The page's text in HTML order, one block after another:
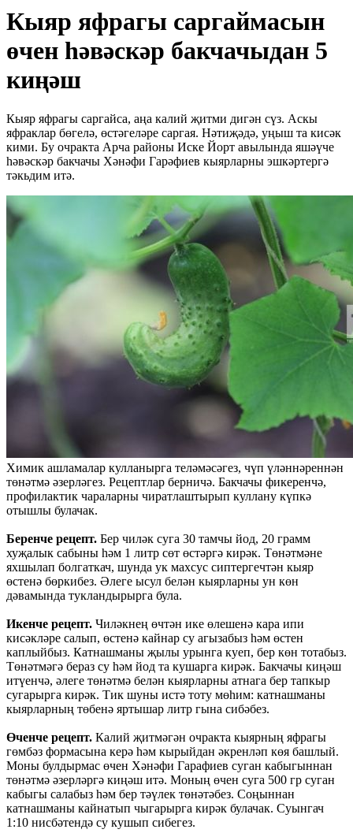
Кыяр яфрагы саргаймасын
өчен һәвәскәр бакчачыдан 5
киңәш
Кыяр яфрагы саргайса, аңа калий җитми дигән сүз. Аскы
яфраклар бөгелә, өстәгеләре саргая. Нәтиҗәдә, уңыш та кисәк
кими. Бу очракта Арча районы Иске Йорт авылында яшәүче
һәвәскәр бакчачы Хәнәфи Гарәфиев кыярларны эшкәртергә
тәкьдим итә.
Химик ашламалар кулланырга теләмәсәгез, чүп үләннәреннән
төнәтмә әзерләгез. Рецептлар берничә. Бакчачы фикеренчә,
профилактик чараларны чиратлаштырып куллану күпкә
отышлы булачак.
Беренче рецепт. Бер чиләк суга 30 тамчы йод, 20 грамм
хуҗалык сабыны һәм 1 литр сөт өстәргә кирәк. Төнәтмәне
яхшылап болгаткач, шунда ук махсус сиптергечтән кыяр
өстенә бөркибез. Әлеге ысул белән кыярларны ун көн
дәвамында тукландырырга була.
Икенче рецепт. Чиләкнең өчтән ике өлешенә кара ипи
кисәкләре салып, өстенә кайнар су агызабыз һәм өстен
каплыйбыз. Катнашманы җылы урынга куеп, бер көн тотабыз.
Төнәтмәгә бераз су һәм йод та кушарга кирәк. Бакчачы киңәш
итүенчә, әлеге төнәтмә белән кыярларны атнага бер тапкыр
сугарырга кирәк. Тик шуны истә тоту мөһим: катнашманы
кыярларның төбенә яртышар литр гына сибәбез.
Өченче рецепт. Калий җитмәгән очракта кыярның яфрагы
гөмбәз формасына керә һәм кырыйдан әкренләп көя башлый.
Моны булдырмас өчен Хәнәфи Гарафиев суган кабыгыннан
төнәтмә әзерләргә киңәш итә. Моның өчен суга 500 гр суган
кабыгы салабыз һәм бер тәүлек төнәтәбез. Соңыннан
катнашманы кайнатып чыгарырга кирәк булачак. Суынгач
1:10 нисбәтендә су кушып сибегез.